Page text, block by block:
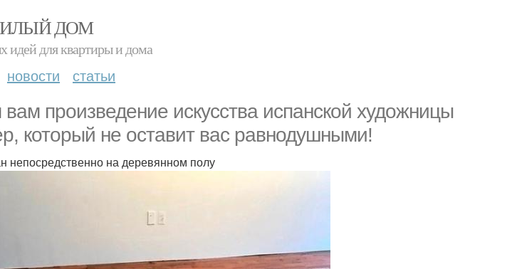
ДОМ
идей для квартиры и дома
новости статьи
произведение искусства испанской художницы
который не оставит вас равнодушными!
непосредственно на деревянном полу